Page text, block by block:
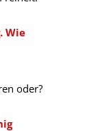
Wie
oder?